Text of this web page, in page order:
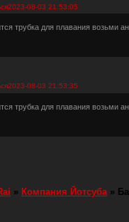
2023-08-03 21:53:05
трубка для плавания возьми
2023-08-03 21:53:35
трубка для плавания возьми
» Компания Йотсуба »